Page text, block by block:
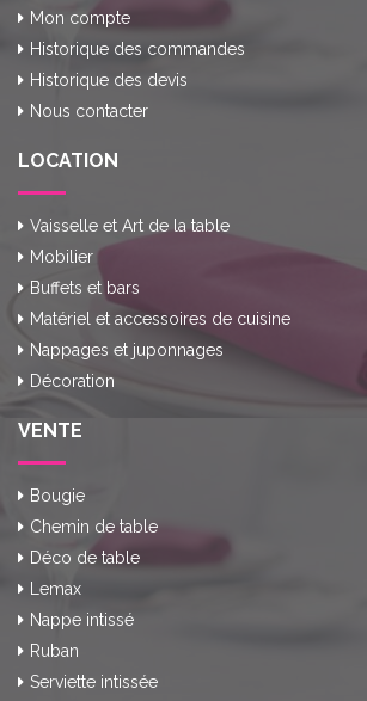
Mon compte
Historique des commandes
Historique des devis
Nous contacter
LOCATION
Vaisselle et Art de la table
Mobilier
Buffets et bars
Matériel et accessoires de cuisine
Nappages et juponnages
Décoration
VENTE
Bougie
Chemin de table
Déco de table
Lemax
Nappe intissé
Ruban
Serviette intissée